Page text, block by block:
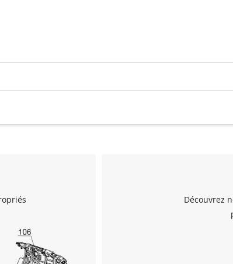
visitor. The website owner needs to setup
Powered by
Management Platform
Découvrez